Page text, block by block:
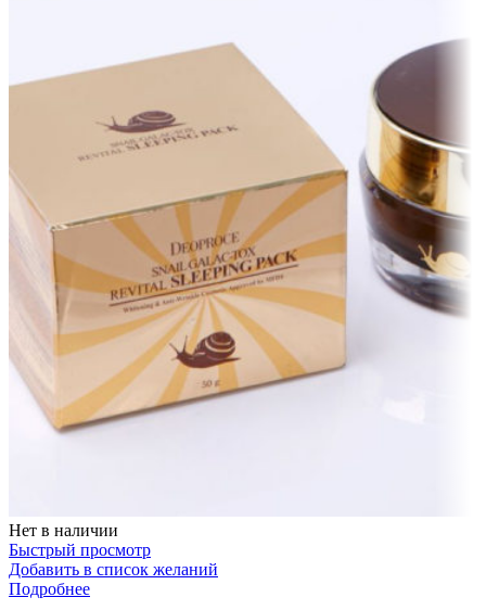
Нет в наличии
Быстрый просмотр
Добавить в список желаний
Подробнее